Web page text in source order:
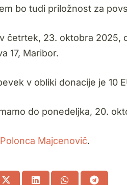
bo tudi priložnost za
četrtek, 23. oktobra 2025,
17, Maribor.
v obliki donacije je 10
do ponedeljka, 20.
Polonca Majcenovič.